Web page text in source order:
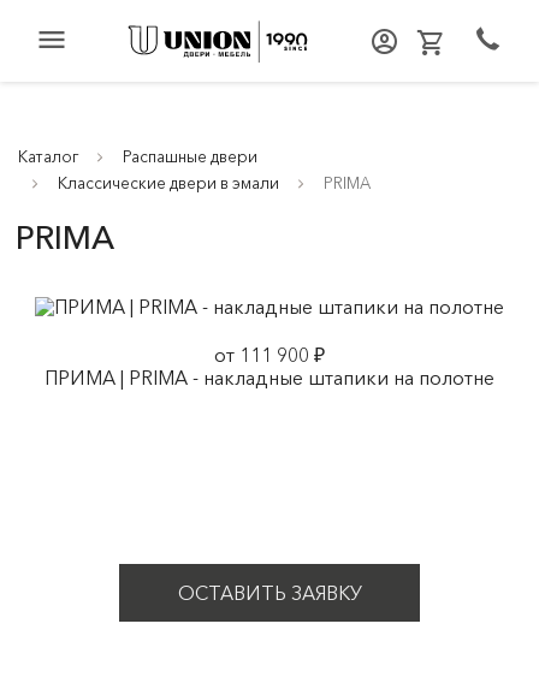
menu
Каталог
Распашные двери
Классические двери в эмали
PRIMA
PRIMA
от 111 900 ₽
ПРИМА | PRIMA - накладные штапики на полотне
ОСТАВИТЬ ЗАЯВКУ